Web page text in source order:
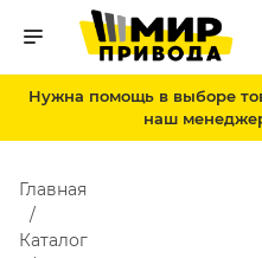
Нужна помощь в выборе
наш
Главная
Каталог